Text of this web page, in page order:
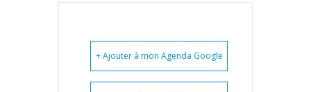
+ Ajouter à mon Agenda Google